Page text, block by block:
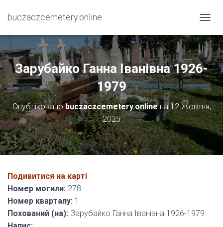
buczaczcemetery.online
Е
Р
Е
М
К
Н
У
Т
И
Н
А
І
Г
Зарубайко Ганна Іванівна 1926-
1979
Опублікованоbuczaczcemetery.onlineна12 Жовтня,
2025
Подивитися на карті
Номер могили: 278
Номер кварталу: 1
Похований (на): Зарубайко Ганна Іванівна 1926-1979